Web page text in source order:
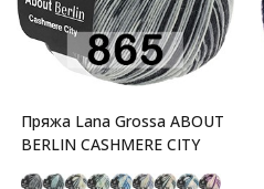
Пряжа Lana Grossa ABOUT
BERLIN CASHMERE CITY